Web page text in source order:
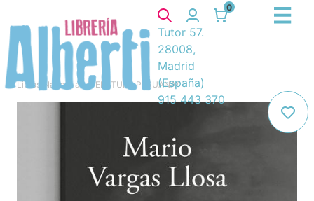
0
Tutor 57.
28008,
Madrid
(España)
915 443 370
Libros Narrativa/ LITERATURA PERUANA/